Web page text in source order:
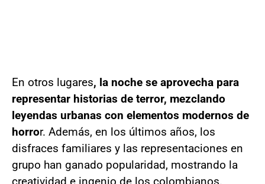
En otros lugares, la noche se aprovecha para
representar historias de terror, mezclando
leyendas urbanas con elementos modernos de
horror. Además, en los últimos años, los
disfraces familiares y las representaciones en
grupo han ganado popularidad, mostrando la
creatividad e ingenio de los colombianos.